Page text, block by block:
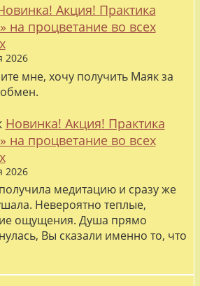
Акция! Практика
на процветание во всех
2026
мне, хочу получить Маяк за
Новинка! Акция! Практика
на процветание во всех
2026
медитацию и сразу же
Невероятно теплые,
ощущения. Душа прямо
Вы сказали именно то, что